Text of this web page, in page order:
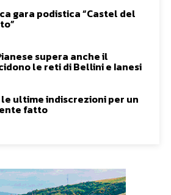
gara podistica “Castel del
supera anche il
le reti di Bellini e Ianesi
le ultime indiscrezioni per un
fatto